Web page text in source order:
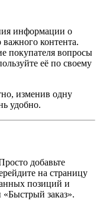
информации о
важного контента.
покупателя вопросы
её по своему
изменив одну
удобно.
добавьте
на страницу
позиций и
заказ».